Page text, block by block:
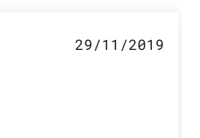
29/11/2019